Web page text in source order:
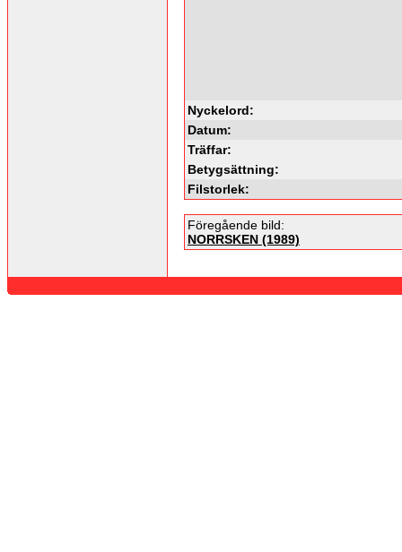
Nyckelord:
Datum:
Träffar:
Betygsättning:
Filstorlek:
Föregående bild:
NORRSKEN (1989)